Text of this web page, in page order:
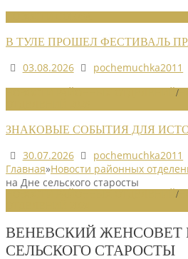
В ТУЛЕ ПРОШЕЛ ФЕСТИВАЛЬ
03.08.2026
pochemuchka2011
/
ЗНАКОВЫЕ СОБЫТИЯ ДЛЯ
30.07.2026
pochemuchka2011
Главная»Новости районных
на Дне сельского старосты
/
ВЕНЕВСКИЙ ЖЕНСОВЕТ
СЕЛЬСКОГО СТАРОСТЫ